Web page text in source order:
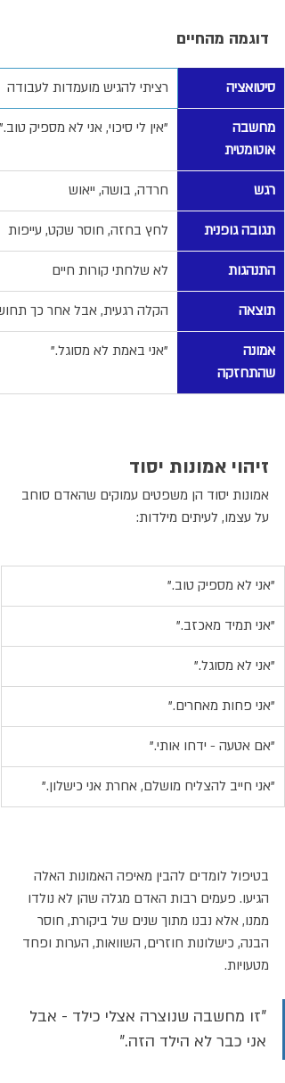
דוגמה מהחיים
סיטואציה רציתי להגיש מועמדות לעבודה
מחשבה
אוטומטית
"אין לי סיכוי, אני לא מספיק טוב."
רגש חרדה, בושה, ייאוש
תגובה גופנית לחץ בחזה, חוסר שקט, עייפות
התנהגות לא שלחתי קורות חיים
תוצאה הקלה רגעית, אבל אחר כך
אמונה
שהתחזקה
"אני באמת לא מסוגל."
זיהוי אמונות יסוד
אמונות יסוד הן משפטים עמוקים שהאדם סוחב
על עצמו, לעיתים מילדות:
"אני לא מספיק טוב."
"אני תמיד מאכזב."
"אני לא מסוגל."
"אני פחות מאחרים."
"אם אטעה - ידחו אותי."
"אני חייב להצליח מושלם, אחרת אני כישלון."
בטיפול לומדים להבין מאיפה האמונות האלה
הגיעו. פעמים רבות האדם מגלה שהן לא נולדו
ממנו, אלא נבנו מתוך שנים של ביקורת, חוסר
הבנה, כישלונות חוזרים, השוואות, הערות ופחד
מטעויות.
"זו מחשבה שנוצרה אצלי כילד - אבל
אני כבר לא הילד הזה."